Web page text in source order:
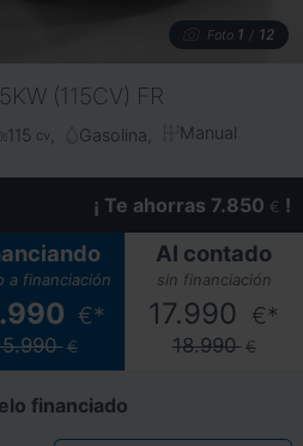
Foto 1 / 12
(115CV) FR
115 cv Gasolina Manual
¡ Te ahorras 7.850 € !
a financiación
€*
€
Al contado
sin financiación
17.990 €*
18.990 €
financiado